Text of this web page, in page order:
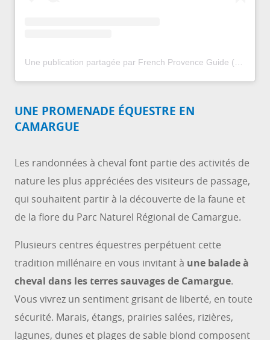
UNE PROMENADE ÉQUESTRE EN
CAMARGUE
Les randonnées à cheval font partie des activités de
nature les plus appréciées des visiteurs de passage,
qui souhaitent partir à la découverte de la faune et
de la flore du Parc Naturel Régional de Camargue.
Plusieurs centres équestres perpétuent cette
tradition millénaire en vous invitant à une balade à
cheval dans les terres sauvages de Camargue.
Vous vivrez un sentiment grisant de liberté, en toute
sécurité. Marais, étangs, prairies salées, rizières,
lagunes, dunes et plages de sable blond composent